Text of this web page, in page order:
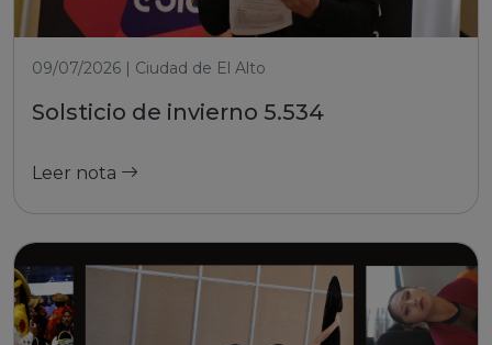
09/07/2026 | Ciudad de El Alto
Solsticio de invierno 5.534
Leer nota